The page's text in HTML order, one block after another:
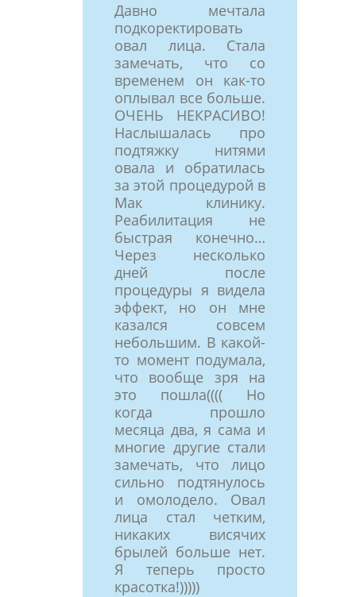
Давно мечтала
подкоректировать
овал лица. Стала
замечать, что со
временем он как-то
оплывал все больше.
ОЧЕНЬ НЕКРАСИВО!
Наслышалась про
подтяжку нитями
овала и обратилась
за этой процедурой в
Мак клинику.
Реабилитация не
быстрая конечно…
Через несколько
дней после
процедуры я видела
эффект, но он мне
казался совсем
небольшим. В какой-
то момент подумала,
что вообще зря на
это пошла(((( Но
когда прошло
месяца два, я сама и
многие другие стали
замечать, что лицо
сильно подтянулось
и омолодело. Овал
лица стал четким,
никаких висячих
брылей больше нет.
Я теперь просто
красотка!)))))